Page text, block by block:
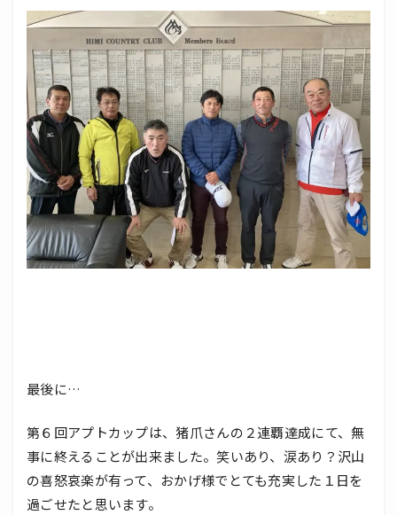
最後に…
第６回アプトカップは、猪爪さんの２連覇達成にて、無
事に終えることが出来ました。笑いあり、涙あり？沢山
の喜怒哀楽が有って、おかげ様でとても充実した１日を
過ごせたと思います。